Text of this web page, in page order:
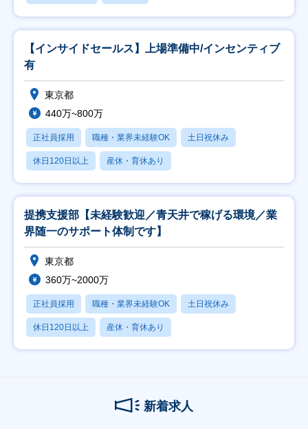
【インサイドセールス】上場準備中/インセンティブ
有
東京都
440万~800万
正社員採用 職種・業界未経験OK 土日祝休み
休日120日以上 産休・育休あり
提携支援部【未経験歓迎／青天井で稼げる環境／業
界随一のサポート体制です】
東京都
360万~2000万
正社員採用 職種・業界未経験OK 土日祝休み
休日120日以上 産休・育休あり
新着求人